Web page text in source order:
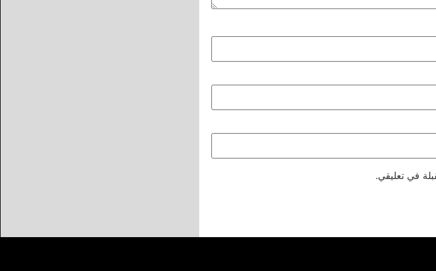
في تعليقي.